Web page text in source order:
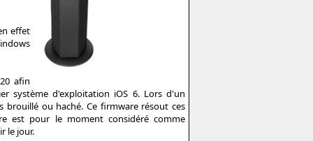
effet
afin
système d'exploitation iOS 6. Lors d'un
ou haché. Ce firmware résout ces
est pour le moment considéré comme
le jour.